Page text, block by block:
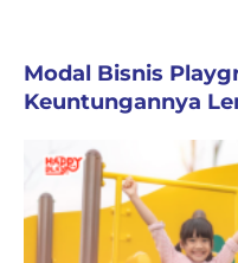
Modal Bisnis
Keuntungannya